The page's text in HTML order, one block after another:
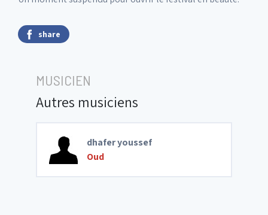
share
MUSICIEN
Autres musiciens
dhafer youssef
Oud